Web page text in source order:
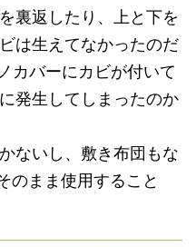
裏返したり、上と下を
は生えてなかったのだ
カバーにカビが付いて
発生してしまったのか
ないし、敷き布団もな
のまま使用すること